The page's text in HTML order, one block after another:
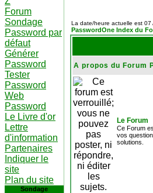
Forum
Sondage
Password par
défaut
Générer
Password
Tester
Password
Web
Password
Le Livre d'or
Lettre
d'information
Partenaires
Indiquer le
site
Plan du site
Sondage
La date/heure actuelle est
PasswordOne Index du
A propos du Forum
Le Forum
Ce Forum
vos
solutions.